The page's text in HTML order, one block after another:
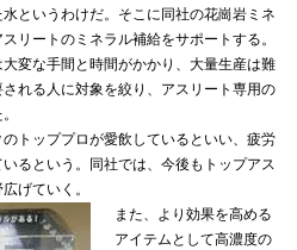
というわけだ。そこに同社の花崗岩ミネ
リートのミネラル補給をサポートする。
変な手間と時間がかかり、大量生産は難
れる人に対象を絞り、アスリート専用の
トッププロが愛飲しているといい、疲労
るという。同社では、今後もトップアス
げていく。
また、より効果を高める
アイテムとして高濃度の